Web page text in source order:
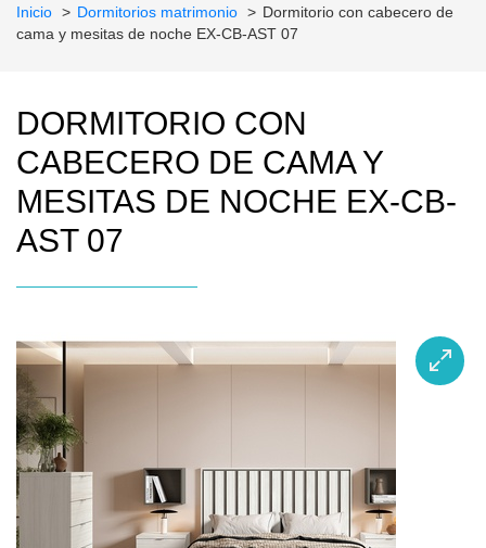
Inicio Dormitorios matrimonio
Dormitorio con cabecero de
cama y mesitas de noche EX-CB-AST 07
DORMITORIO CON
CABECERO DE CAMA Y
MESITAS DE NOCHE EX-CB-
AST 07